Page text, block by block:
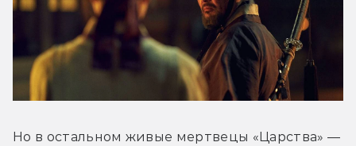
Но в остальном живые мертвецы «Царства» —